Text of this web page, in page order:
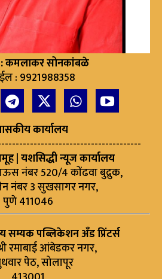
कमलाकर सोनकांबळे
: 9921988358
कार्यालय
| यशसिद्धी न्यूज कार्यालय
नंबर 520/4 कोंढवा बुद्रुक,
नंबर 3 सुखसागर नगर,
पुणे 411046
सम्यक पब्लिकेशन अँड प्रिंटर्स
रमाबाई आंबेडकर नगर,
पेठ, सोलापूर